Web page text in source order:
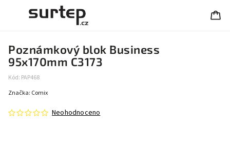
Poznámkový blok Business
95x170mm C3173
Kód: PAP468
Neohodnoceno
Značka: Comix